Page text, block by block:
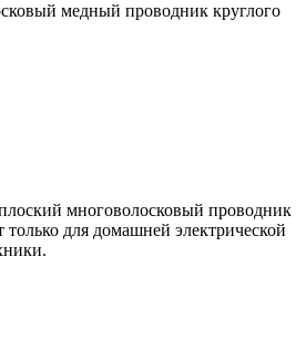
медный проводник круглого
многоволосковый проводник
для домашней электрической